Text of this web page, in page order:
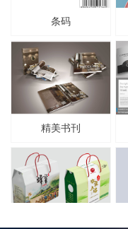
条码
精美书刊